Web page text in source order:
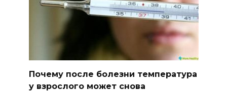
Почему после болезни температура
у взрослого может снова